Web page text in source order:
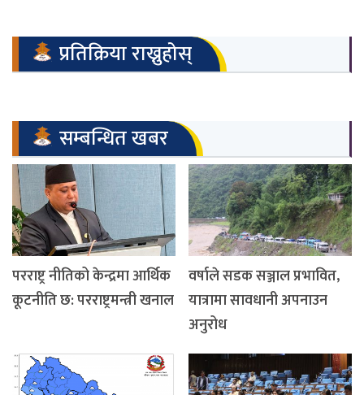
प्रतिक्रिया राख्नुहोस्
सम्बन्धित खबर
परराष्ट्र नीतिको केन्द्रमा आर्थिक
कूटनीति छ: परराष्ट्रमन्त्री खनाल
वर्षाले सडक सञ्जाल प्रभावित,
यात्रामा सावधानी अपनाउन
अनुरोध